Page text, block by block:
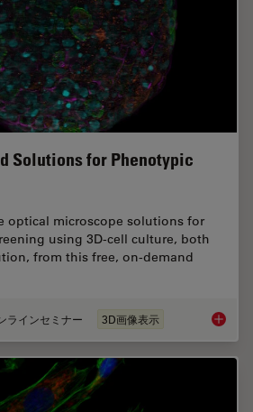
Solutions for Phenotypic
optical microscope solutions for
using 3D-cell culture, both
from this free, on-demand
ラインセミナー 3D画像表示